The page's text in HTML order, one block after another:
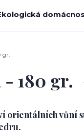
gr.
- 180 gr.
orientálních vůní